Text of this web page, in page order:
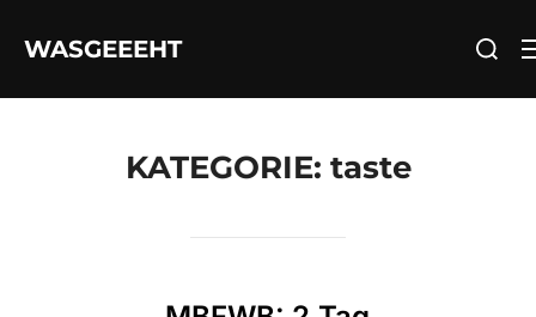
InhaltWASGEEEHT
Suchen
KATEGORIE: taste